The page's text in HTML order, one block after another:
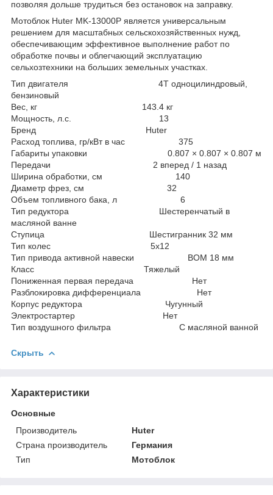
позволяя дольше трудиться без остановок на заправку.
Мотоблок Huter MK-13000P является универсальным
решением для масштабных сельскохозяйственных нужд,
обеспечивающим эффективное выполнение работ по
обработке почвы и облегчающий эксплуатацию
сельхозтехники на больших земельных участках.
Тип двигателя 4Т одноцилиндровый,
бензиновый
Вес, кг 143.4 кг
Мощность, л.с. 13
Бренд Huter
Расход топлива, гр/кВт в час 375
Габариты упаковки 0.807 × 0.807 × 0.807 м
Передачи 2 вперед / 1 назад
Ширина обработки, см 140
Диаметр фрез, см 32
Объем топливного бака, л 6
Тип редуктора Шестеренчатый в
масляной ванне
Ступица Шестигранник 32 мм
Тип колес 5х12
Тип привода активной навески ВОМ 18 мм
Класс Тяжелый
Пониженная первая передача Нет
Разблокировка дифференциала Нет
Корпус редуктора Чугунный
Электростартер Нет
Тип воздушного фильтра С масляной ванной
Скрыть
Характеристики
Основные
Производитель
Huter
Страна производитель
Германия
Тип
Мотоблок